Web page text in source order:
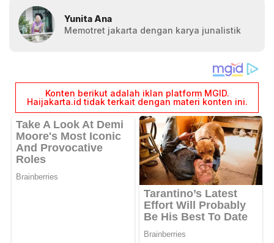
Yunita Ana
Memotret jakarta dengan karya junalistik